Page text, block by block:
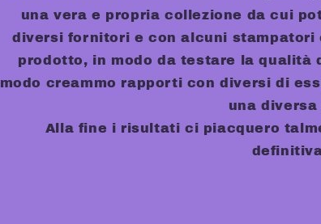
una vera e propria collezione da cui
diversi fornitori e con alcuni stampatori
prodotto, in modo da testare la qualità
modo creammo rapporti con diversi di
una diversa
Alla fine i risultati ci piacquero